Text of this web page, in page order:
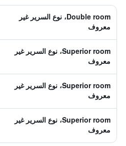
Double room، نوع السرير غير
معروف
Superior room، نوع السرير غير
معروف
Superior room، نوع السرير غير
معروف
Superior room، نوع السرير غير
معروف